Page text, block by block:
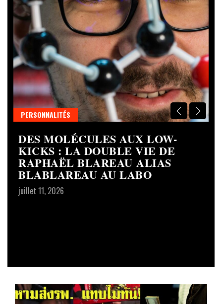
PERSONNALITÉS
DES MOLÉCULES AUX LOW-
KICKS : LA DOUBLE VIE DE
RAPHAËL BLAREAU ALIAS
BLABLAREAU AU LABO
juillet 11, 2026